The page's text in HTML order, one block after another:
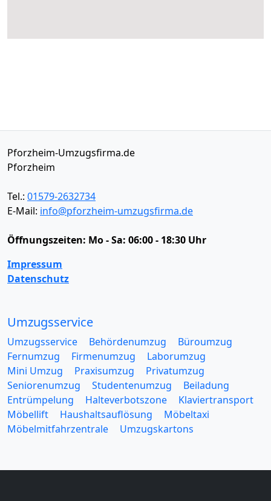
Pforzheim-Umzugsfirma.de
Pforzheim
Tel.: 01579-2632734
E-Mail: info@pforzheim-umzugsfirma.de
Öffnungszeiten: Mo - Sa: 06:00 - 18:30 Uhr
Impressum
Datenschutz
Umzugsservice
Umzugsservice Behördenumzug
Büroumzug
Fernumzug
Firmenumzug
Laborumzug
Mini Umzug
Praxisumzug
Privatumzug
Seniorenumzug
Studentenumzug
Beiladung
Entrümpelung
Halteverbotszone
Klaviertransport
Möbellift
Haushaltsauflösung
Möbeltaxi
Möbelmitfahrzentrale
Umzugskartons